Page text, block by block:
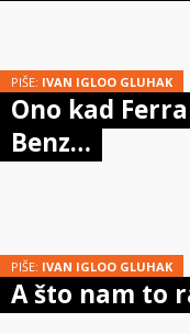
PIŠE: IVAN IGLOO GLUHAK
Ono kad
Benz…
PIŠE: IVAN IGLOO GLUHAK
A što nam to